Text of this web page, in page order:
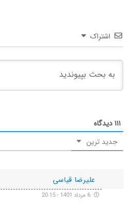
اشتراک
۱۱۱دیدگاه
جدید ترین
علیرضا قیاسی